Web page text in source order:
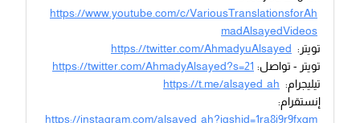
https://www.youtube.com/c/VariousTranslationsforAh
madAlsayedVideos
تويتر: https://twitter.com/AhmadyuAlsayed
تويتر - تواصل: https://twitter.com/AhmadyAlsayed?s=21
تيليجرام: https://t.me/alsayed_ah
إنستقرام:
https://instagram.com/alsayed_ah?igshid=1ra8i9r9fxqm